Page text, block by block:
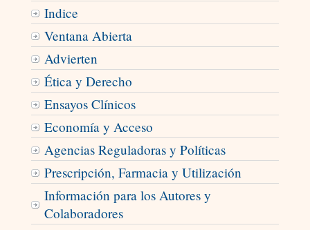
Indice
Ventana Abierta
Advierten
Ética y Derecho
Ensayos Clínicos
Economía y Acceso
Agencias Reguladoras y Políticas
Prescripción, Farmacia y Utilización
Información para los Autores y
Colaboradores